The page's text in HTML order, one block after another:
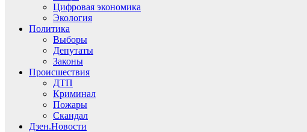
Цифровая экономика
Экология
Политика
Выборы
Депутаты
Законы
Происшествия
ДТП
Криминал
Пожары
Скандал
Дзен.Новости